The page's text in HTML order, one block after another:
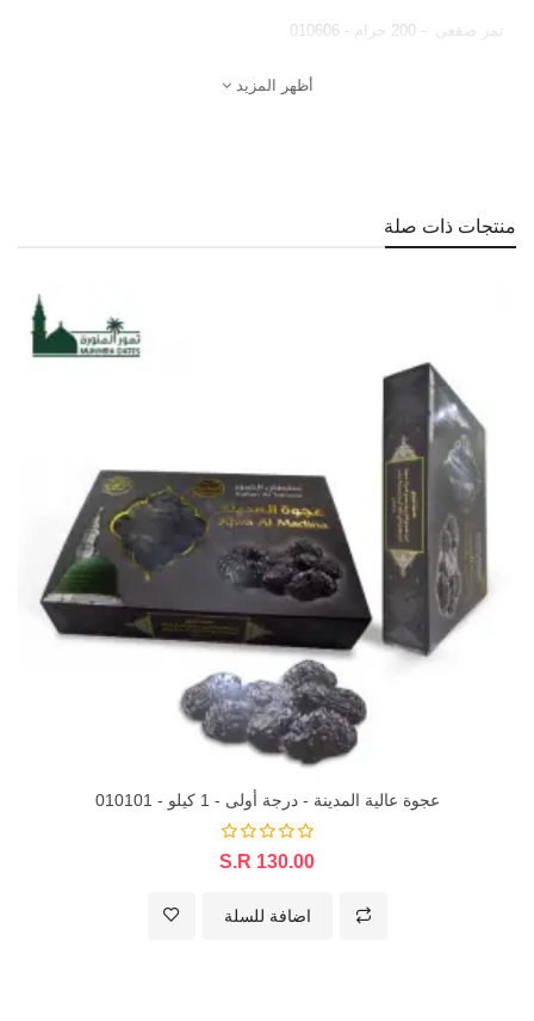
تمر صقعي - 200 جرام - 010606
أظهر المزيد
منتجات ذات صلة
عجوة عالية المدينة - درجة أولى - 1 كيلو - 010101
S.R 130.00
اضافة للسلة